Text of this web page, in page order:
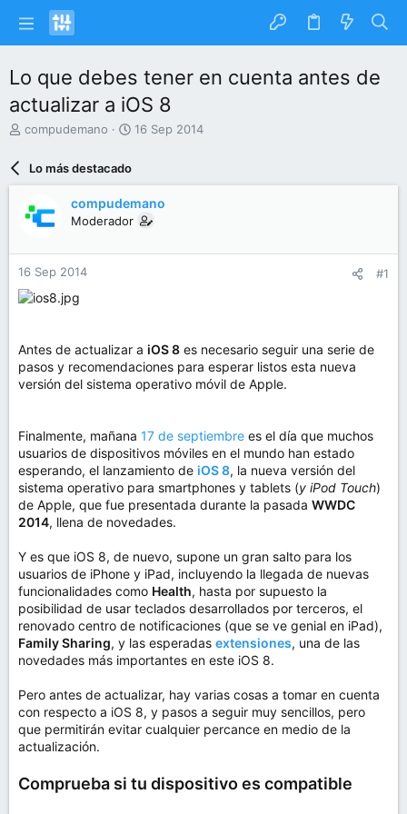
Lo que debes tener en cuenta antes de
actualizar a iOS 8
I
a
r
d
e
l
m
a
compudemano
F
d
e
n
16 Sep 2014
Lo más destacado
compudemano
Moderador
16 Sep 2014 #1
Antes de actualizar a iOS 8 es necesario seguir una serie de
pasos y recomendaciones para esperar listos esta nueva
versión del sistema operativo móvil de Apple.
Finalmente, mañana 17 de septiembre es el día que muchos
usuarios de dispositivos móviles en el mundo han estado
esperando, el lanzamiento de iOS 8, la nueva versión del
sistema operativo para smartphones y tablets (y iPod Touch)
de Apple, que fue presentada durante la pasada WWDC
2014, llena de novedades.
Y es que iOS 8, de nuevo, supone un gran salto para los
usuarios de iPhone y iPad, incluyendo la llegada de nuevas
funcionalidades como Health, hasta por supuesto la
posibilidad de usar teclados desarrollados por terceros, el
renovado centro de notificaciones (que se ve genial en iPad),
Family Sharing, y las esperadas extensiones, una de las
novedades más importantes en este iOS 8.
Pero antes de actualizar, hay varias cosas a tomar en cuenta
con respecto a iOS 8, y pasos a seguir muy sencillos, pero
que permitirán evitar cualquier percance en medio de la
actualización.
Comprueba si tu dispositivo es compatible